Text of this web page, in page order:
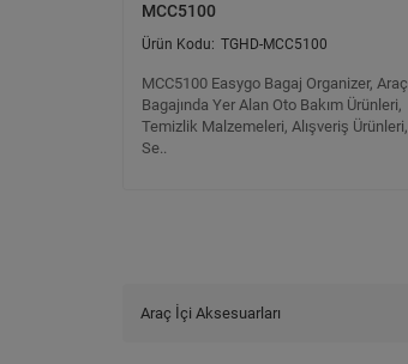
MCC5100
TGHD-MCC5100
MCC5100 Easygo Bagaj Organizer, Araç
Bagajında Yer Alan Oto Bakım Ürünleri,
Temizlik Malzemeleri, Alışveriş Ürünleri,
Se..
Araç İçi Aksesuarları